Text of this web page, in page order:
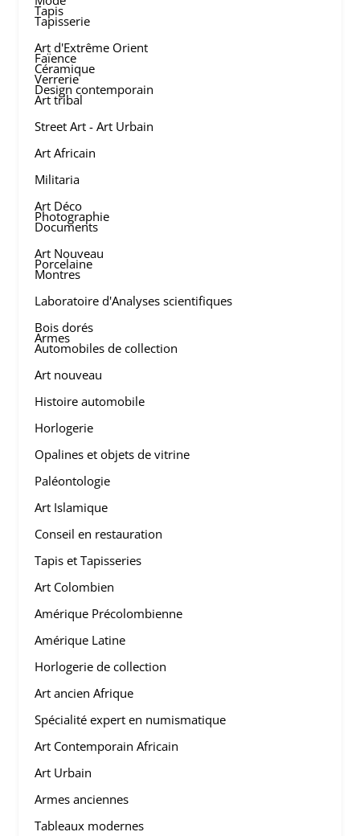
Tapis
Tapisserie
Art d'Extrême Orient
Faïence
Céramique
Verrerie
Design contemporain
Art tribal
Street Art - Art Urbain
Art Africain
Militaria
Art Déco
Photographie
Documents
Art Nouveau
Porcelaine
Montres
Laboratoire d'Analyses scientifiques
Bois dorés
Armes
Automobiles de collection
Art nouveau
Histoire automobile
Horlogerie
Opalines et objets de vitrine
Paléontologie
Art Islamique
Conseil en restauration
Tapis et Tapisseries
Art Colombien
Amérique Précolombienne
Amérique Latine
Horlogerie de collection
Art ancien Afrique
Spécialité expert en numismatique
Art Contemporain Africain
Art Urbain
Armes anciennes
Tableaux modernes